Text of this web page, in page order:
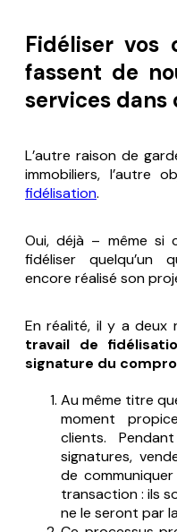
Fidéliser vos
fassent de
services dans
L’autre raison de
immobiliers, l’autre
fidélisation.
Oui, déjà – même si
fidéliser quelqu’un
encore réalisé son
En réalité, il y a deux
travail de
signature du
Au même titre
moment
clients.
signatures,
de
transaction : ils
ne le seront par